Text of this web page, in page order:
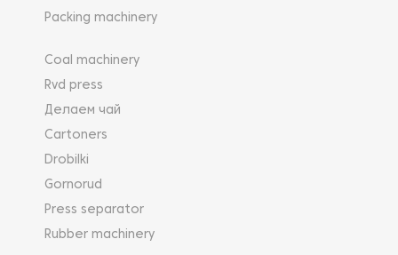
Packing machinery
Coal machinery
Rvd press
Делаем чай
Cartoners
Drobilki
Gornorud
Press separator
Rubber machinery